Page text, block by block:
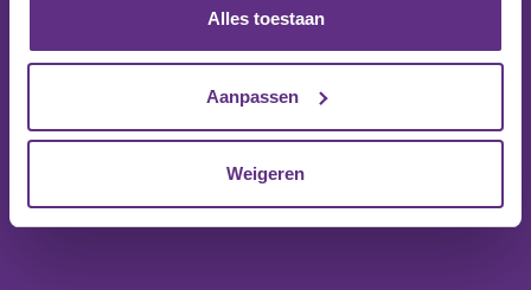
Alles toestaan
Aanpassen
Weigeren